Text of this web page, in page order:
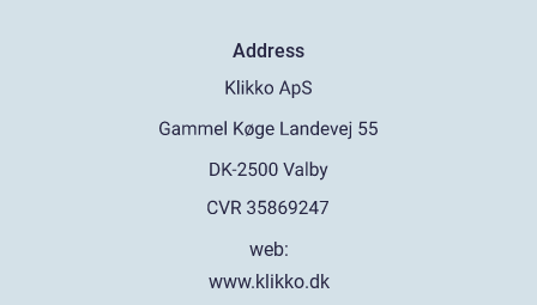
Address
web:
www.klikko.dk